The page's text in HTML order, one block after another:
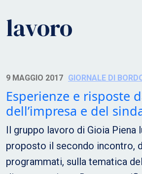
lavoro
9 MAGGIO 2017 GIORNALE DI
Esperienze e risposte
dell’impresa e del
Il gruppo lavoro di Gioia Piena
proposto il secondo incontro,
programmati, sulla tematica